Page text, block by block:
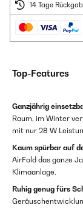
14 Tage
Top-Features
Ganzjährig
Raum, im Winter
mit nur 28 W
Kaum spürbar auf
AirFold das ganze
Klimaanlage.
Ruhig genug fürs